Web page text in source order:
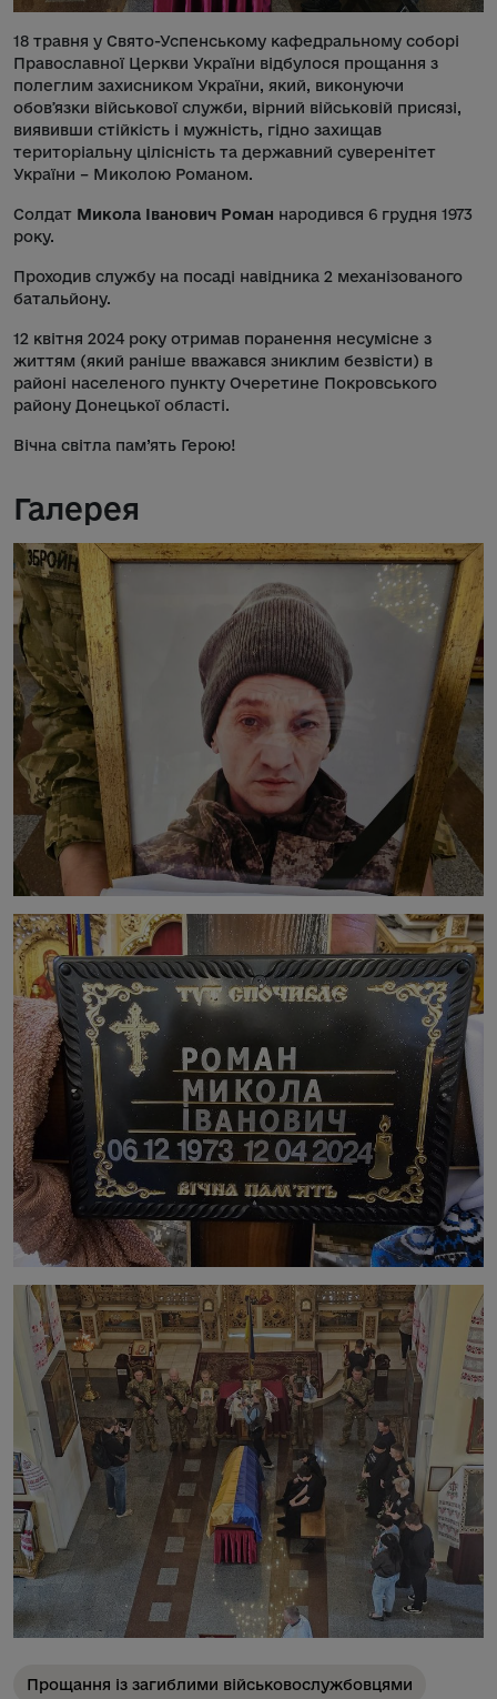
18 травня у Свято-Успенському кафедральному соборі
Православної Церкви України відбулося прощання з
полеглим захисником України, який, виконуючи
обовʼязки військової служби, вірний військовій присязі,
виявивши стійкість і мужність, гідно захищав
територіальну цілісність та державний суверенітет
України – Миколою Романом.
Солдат Микола Іванович Роман народився 6 грудня 1973
року.
Проходив службу на посаді навідника 2 механізованого
батальйону.
12 квітня 2024 року отримав поранення несумісне з
життям (який раніше вважався зниклим безвісти) в
районі населеного пункту Очеретине Покровського
району Донецької області.
Вічна світла пам’ять Герою!
Галерея
Прощання із загиблими військовослужбовцями